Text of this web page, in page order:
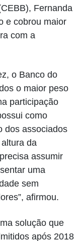
Fernanda
e cobrou maior
com a
o Banco do
o maior peso
participação
como
dos associados
da
assumir
uma
sem
afirmou.
solução que
após 2018